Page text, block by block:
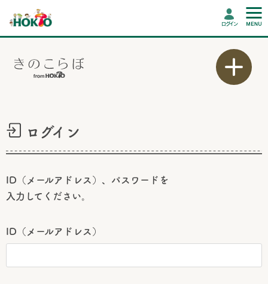
ログイン
ログイン
ID（メールアドレス）、パスワードを
入力してください。
ID（メールアドレス）